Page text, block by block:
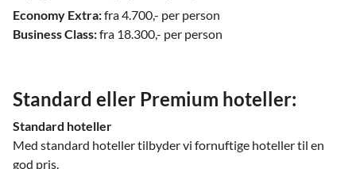
Economy Extra:fra 4.700,- per person
Business Class:fra 18.300,- per person
Standard eller Premium hoteller:
Standard hoteller
Med standard hoteller tilbyder vi fornuftige hoteller til en
god pris.